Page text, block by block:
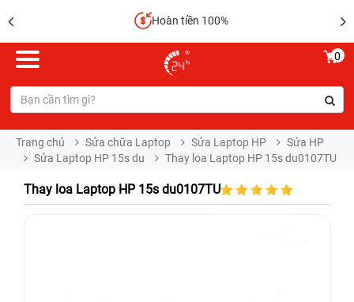
Hoàn tiền 100%
0
Trang chủ Sửa chữa Laptop Sửa Laptop HP
Sửa HP
Sửa Laptop HP 15s du
Thay loa Laptop HP 15s du0107TU
Thay loa Laptop HP 15s du0107TU